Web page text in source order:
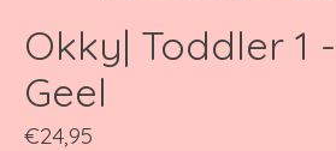
Okky| Toddler 1
Geel
€24,95